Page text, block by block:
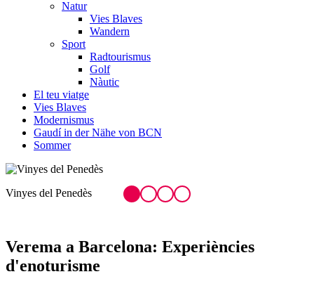
Natur
Vies Blaves
Wandern
Sport
Radtourismus
Golf
Nàutic
El teu viatge
Vies Blaves
Modernismus
Gaudí in der Nähe von BCN
Sommer
Festa de la Verema d'Alella
Verema a Barcelona: Experiències
d'enoturisme